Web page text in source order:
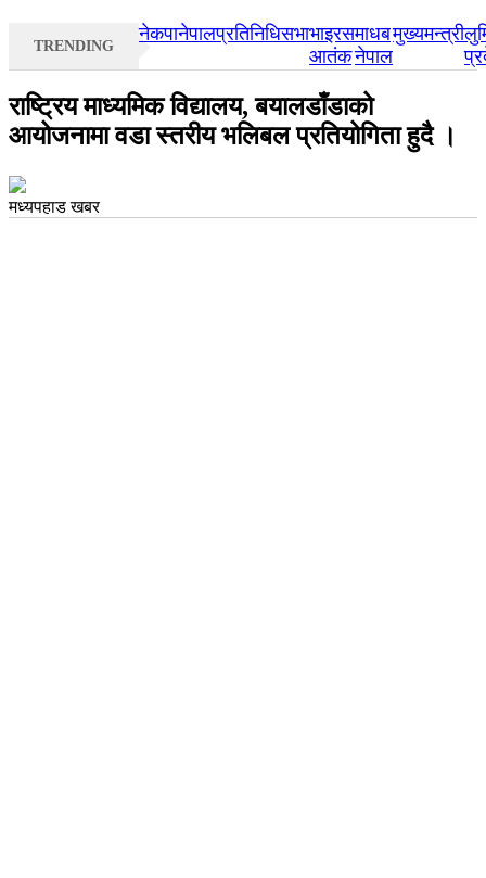
TRENDING
नेकपानेपालप्रतिनिधिसभाभाइरस
आतंक
माधब
नेपाल
मुख्यमन्त्री
राष्ट्रिय माध्यमिक विद्यालय, बयालडाँडाको
आयोजनामा वडा स्तरीय भलिबल प्रतियोगिता हुदै ।
मध्यपहाड खबर